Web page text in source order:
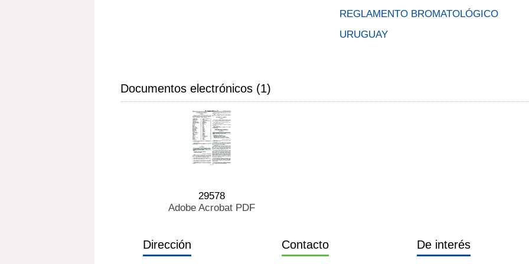
REGLAMENTO BROMATOLÓGICO
URUGUAY
Documentos electrónicos (1)
29578
Adobe Acrobat PDF
Dirección Contacto De interés